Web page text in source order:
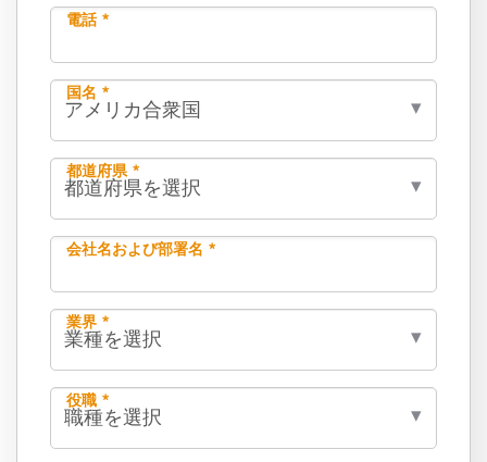
電話 *
国名 *
都道府県 *
会社名および部署名 *
業界 *
役職 *